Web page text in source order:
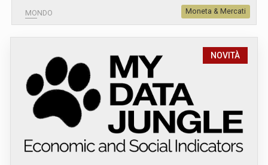
MONDO Moneta & Mercati
NOVITÀ